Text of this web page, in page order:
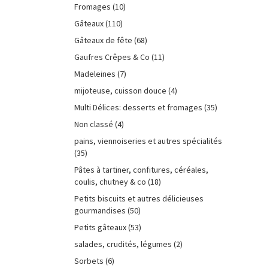
Fromages (10)
Gâteaux(110)
Gâteaux de fête (68)
Gaufres Crêpes & Co (11)
Madeleines (7)
mijoteuse, cuisson douce (4)
Multi Délices: desserts et fromages (35)
Non classé (4)
pains, viennoiseries et autres spécialités
(35)
Pâtes à tartiner, confitures, céréales,
coulis, chutney & co (18)
Petits biscuits et autres délicieuses
gourmandises (50)
Petits gâteaux(53)
salades, crudités, légumes (2)
Sorbets (6)